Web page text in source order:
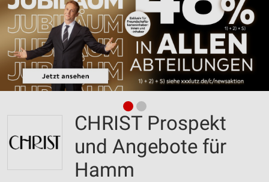
CHRIST Prospekt
und Angebote für
Hamm